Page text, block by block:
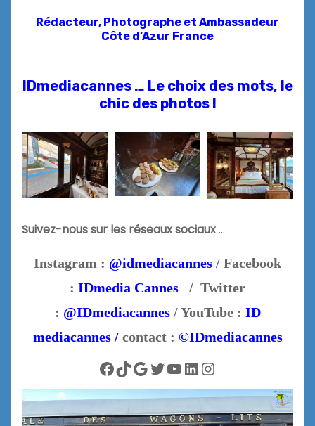
Rédacteur, Photographe et Ambassadeur
Côte d’Azur France
IDmediacannes … Le choix des mots, le
chic des photos !
Suivez-nous sur les réseaux sociaux…
Instagram : @idmediacannes / Facebook
: IDmedia Cannes / Twitter
: @IDmediacannes/ YouTube : ID
mediacannes / contact : ©IDmediacannes
Facebook TikTok Google Twitter YouTube LinkedIn Instagram